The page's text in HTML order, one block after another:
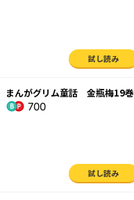
試し読み
まんがグリム童話 金瓶梅19巻
700
試し読み